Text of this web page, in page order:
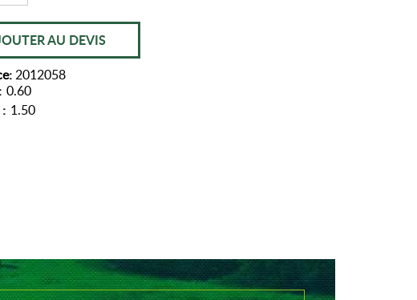
AU DEVIS
2012058
0.60
1.50